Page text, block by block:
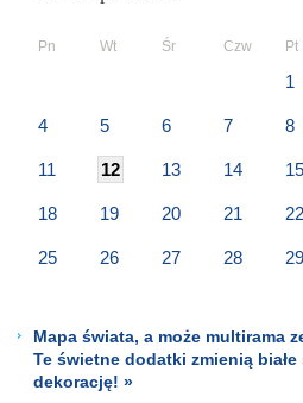
Pn Wt Śr Czw Pt
1
4 5 6 7 8
11 12 13 14 15
18 19 20 21 22
25 26 27 28 29
Mapa świata, a może multirama
Te świetne dodatki zmienią
dekorację! »